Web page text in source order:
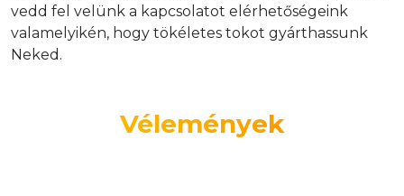
vedd fel velünk a kapcsolatot elérhetőségeink
valamelyikén, hogy tökéletes tokot gyárthassunk
Neked.
Vélemények